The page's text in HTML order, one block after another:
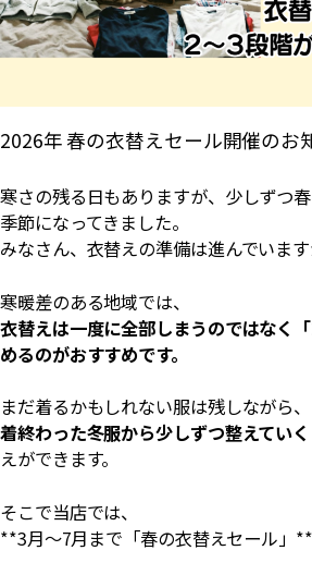
2026年 春の衣替えセール開催のお
寒さの残る日もありますが、少しずつ
季節になってきました。
みなさん、衣替えの準備は進んでいます
寒暖差のある地域では、
衣替えは一度に全部しまうのではなく
めるのがおすすめです。
まだ着るかもしれない服は残しながら、
着終わった冬服から少しずつ整えていく
えができます。
そこで当店では、
**3月〜7月まで「春の衣替えセール」**